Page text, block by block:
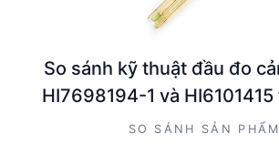
So sánh kỹ thuật đầu đo
HI7698194-1 và
SO SÁNH SẢN PHẨM